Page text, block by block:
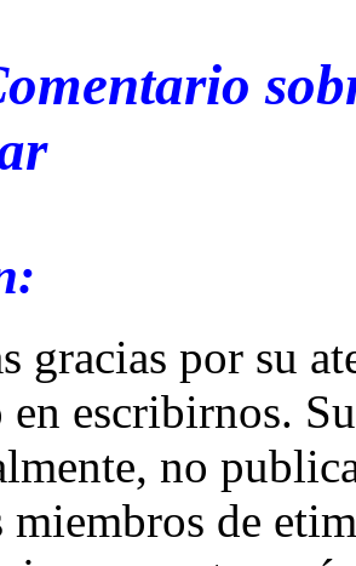
gracias por su
escribirnos.
no
de